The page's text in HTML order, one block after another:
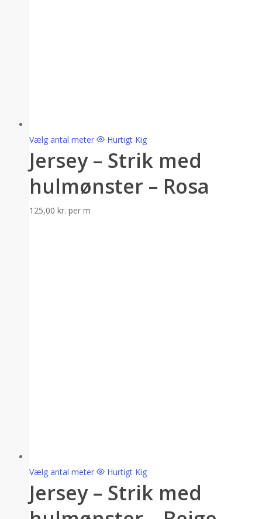
Vælg antal meter Hurtigt Kig
Jersey – Strik med
hulmønster – Rosa
125,00 kr. per m
Vælg antal meter Hurtigt Kig
Jersey – Strik med